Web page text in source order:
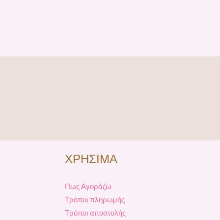
ΧΡΗΣΙΜΑ
Πως Αγοράζω
Τρόποι πληρωμής
Τρόποι αποστολής